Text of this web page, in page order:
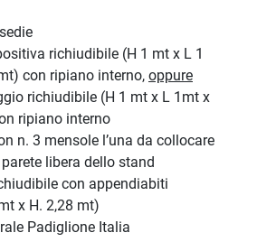
richiudibile (H 1 mt x L 1
con ripiano interno, oppure
richiudibile (H 1 mt x L 1mt x
ripiano interno
n. 3 mensole l’una da collocare
libera dello stand
con appendiabiti
x H. 2,28 mt)
Padiglione Italia